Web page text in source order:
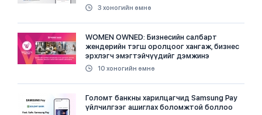
3 хоногийн өмнө
WOMEN OWNED: Бизнесийн салбарт
жендерийн тэгш оролцоог хангаж, бизнес
эрхлэгч эмэгтэйчүүдийг дэмжинэ
10 хоногийн өмнө
Голомт банкны харилцагчид Samsung Pay
үйлчилгээг ашиглах боломжтой боллоо